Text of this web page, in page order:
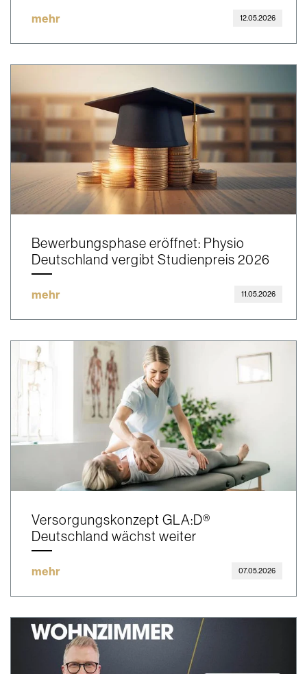
mehr 12.05.2026
Bewerbungsphase eröffnet: Physio
Deutschland vergibt Studienpreis 2026
mehr 11.05.2026
Versorgungskonzept GLA:D®
Deutschland wächst weiter
mehr 07.05.2026